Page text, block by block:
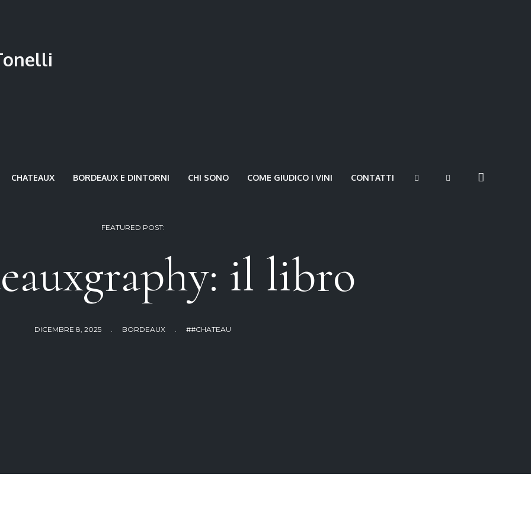
CHATEAUX BORDEAUX E DINTORNI CHI SONO COME GIUDICO I VINI CONTATTI
FEATURED POST:
il libro
DICEMBRE 8, 2025 . BORDEAUX . ##CHATEAU